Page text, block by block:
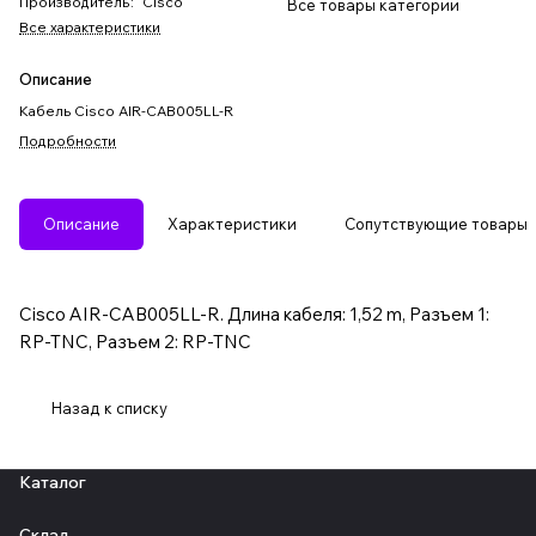
Все характеристики
Описание
Кабель Cisco AIR-CAB005LL-R
Подробности
Все товары категории
Описание Характеристики Сопутствующие товары
Cisco AIR-CAB005LL-R. Длина кабеля: 1,52 m, Разъем 1:
RP-TNC, Разъем 2: RP-TNC
Назад к списку
Каталог